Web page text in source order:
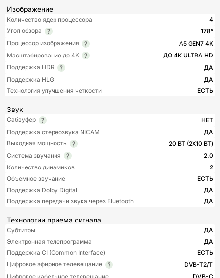
Изображение
Количество ядер процессора
4
Угол обзора
178°
Процессор изображения
Α5 GEN7 4K
Масштабирование до 4K
ДО 4K ULTRA HD
Поддержка HDR
ДА
Поддержка HLG
ДА
Технология улучшения четкости
ЕСТЬ
Звук
Сабвуфер
НЕТ
Поддержка стереозвука NICAM
ДА
Выходная мощность
20 ВТ (2Х10 ВТ)
Система звучания
2.0
Количество динамиков
2
Объемное звучание
ЕСТЬ
Поддержка Dolby Digital
ДА
Поддержка передачи звука через Bluetooth
ДА
Технологии приема сигнала
Субтитры
ДА
Электронная телепрограмма
ДА
Поддержка CI (Common Interface)
ЕСТЬ
Цифровое эфирное телевещание
DVB-T2/T
Цифровое кабельное телевещание
DVB-C